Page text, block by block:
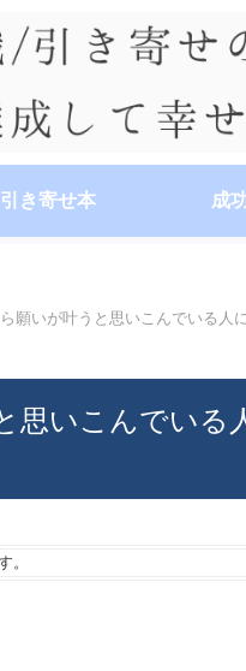
引き寄せ本 成
願いが叶うと思いこんでいる人
いこんでいる
。